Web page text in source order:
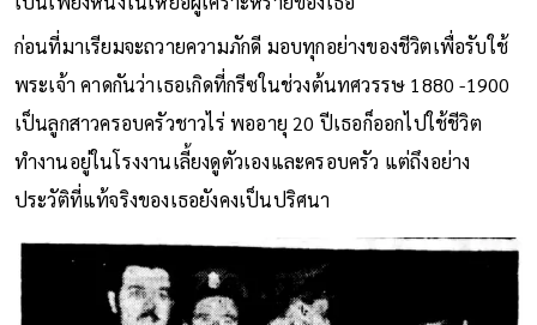
ก่อนที่มาเรียมจะถวายความภักดี มอบทุกอย่างของชีวิตเพื่อรับใช้
พระเจ้า คาดกันว่าเธอเกิดที่กรีซในช่วงต้นทศวรรษ 1880 -1900
เป็นลูกสาวครอบครัวชาวไร่ พออายุ 20 ปีเธอก็ออกไปใช้ชีวิต
ทำงานอยู่ในโรงงานเลี้ยงดูตัวเองและครอบครัว แต่ถึงอย่าง
ประวัติที่แท้จริงของเธอยังคงเป็นปริศนา